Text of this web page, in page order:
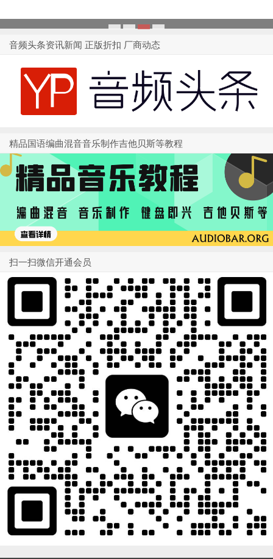
1 2 3 4
音频头条资讯新闻 正版折扣 厂商动态
精品国语编曲混音音乐制作吉他贝斯等教程
扫一扫微信开通会员